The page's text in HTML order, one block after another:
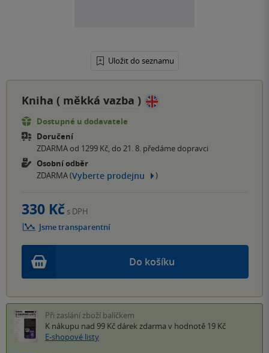
Uložit do seznamu
Kniha ( měkká vazba )
Dostupné u dodavatele
Doručení
ZDARMA od 1299 Kč, do 21. 8. předáme dopravci
Osobní odběr
ZDARMA (Vyberte prodejnu )
Do košíku
330 Kč s DPH
Jsme transparentní
Při zaslání zboží balíčkem
K nákupu nad 99 Kč dárek zdarma v hodnotě 19 Kč
E-shopové listy